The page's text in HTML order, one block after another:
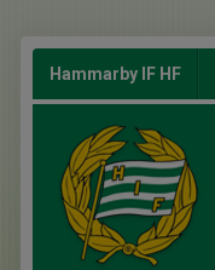
Hammarby IF HF